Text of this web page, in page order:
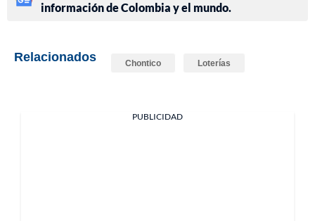
información de Colombia y el mundo.
Relacionados Chontico Loterías
PUBLICIDAD